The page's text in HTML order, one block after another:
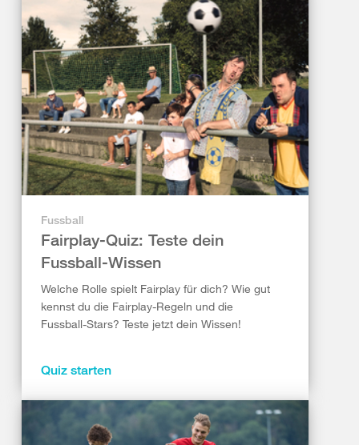
Fussball
Fairplay-Quiz: Teste dein
Fussball-Wissen
Welche Rolle spielt Fairplay für dich? Wie gut
kennst du die Fairplay-Regeln und die
Fussball-Stars? Teste jetzt dein Wissen!
Quiz starten